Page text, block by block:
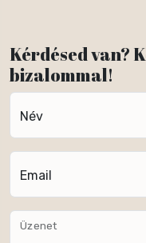
Kérdésed van?
bizalommal!
Név
Email
Üzenet